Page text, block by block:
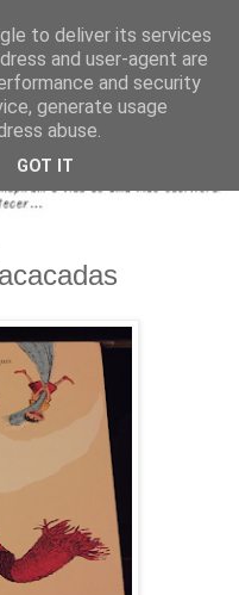
to deliver its services
and user-agent are
and security
generate usage
abuse.
GOT IT